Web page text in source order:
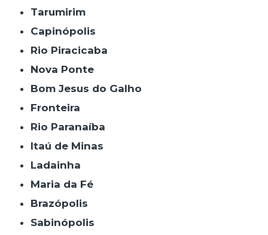
Tarumirim
Capinópolis
Rio Piracicaba
Nova Ponte
Bom Jesus do Galho
Fronteira
Rio Paranaíba
Itaú de Minas
Ladainha
Maria da Fé
Brazópolis
Sabinópolis